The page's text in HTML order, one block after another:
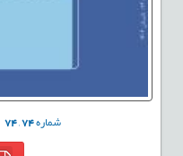
شماره74
,
74